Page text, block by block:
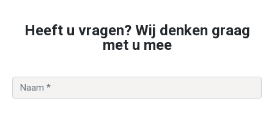
Heeft u vragen? Wij denken graag
met u mee